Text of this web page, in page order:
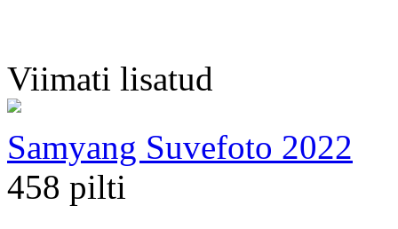
Viimati lisatud
Samyang Suvefoto 2022
458 pilti